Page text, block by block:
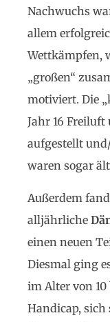
Nachwuchs
allem
Wettkämpfen,
„großen“
motiviert. Die
Jahr 16 Freiluft
aufgestellt
waren sogar
Außerdem
alljährliche
einen neuen
Diesmal ging
im Alter von
Handicap,